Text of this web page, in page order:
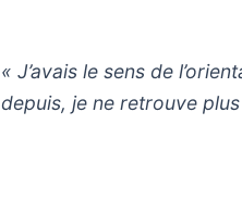
« J’avais le sens de
depuis, je ne retrouve